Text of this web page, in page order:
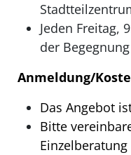
Jeden Freitag,
der Begegnung
Anmeldung/
Das Angebot
Bitte